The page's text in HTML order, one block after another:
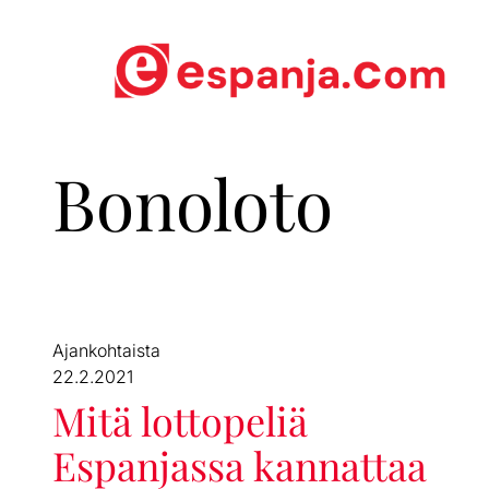
Bonoloto
Ajankohtaista
22.2.2021
Mitä lottopeliä
Espanjassa kannattaa